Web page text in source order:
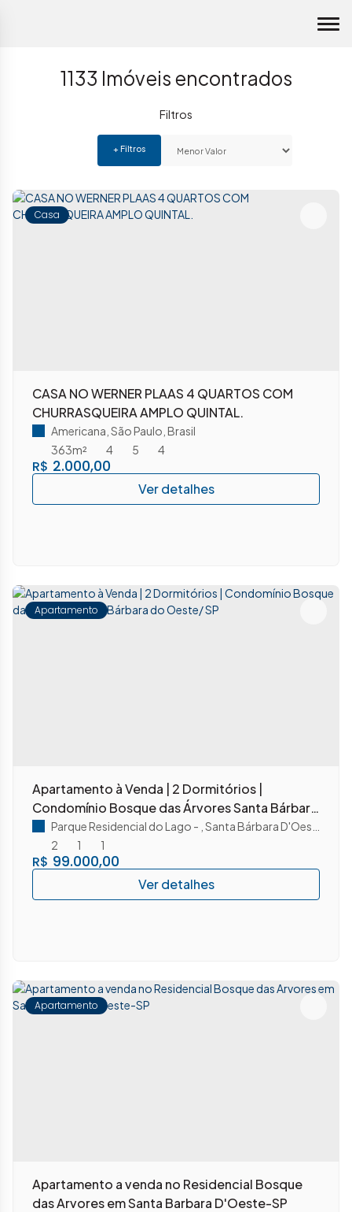
1133 Imóveis encontrados
Casa
CASA NO WERNER PLAAS 4 QUARTOS COM
CHURRASQUEIRA AMPLO QUINTAL.
R$ 2.000,00
Americana São Paulo Brasil
4
5
363m² 4
Apartamento
Apartamento à Venda | 2 Dormitórios |
Condomínio Bosque das Árvores Santa Bárbara
do Oeste/ SP
R$ 99.000,00
Parque Residencial do Lago Santa Bárbara D'Oeste
2
1 1
Apartamento
Apartamento a venda no Residencial Bosque
das Arvores em Santa Barbara D'Oeste-SP